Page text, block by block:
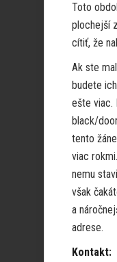
Toto
plochejší
cítiť, že
Ak ste
budete
ešte viac.
black/
tento
viac
nemu
však
a
adrese.
Kontakt: